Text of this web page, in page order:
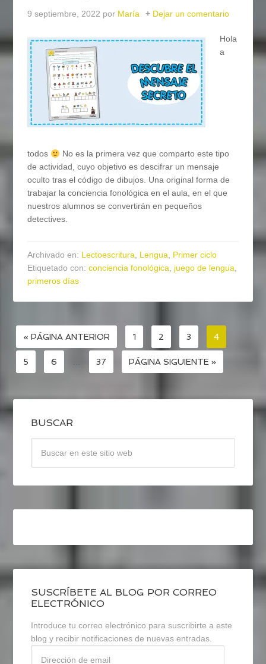
9 septiembre, 2022 por María Dejar un comentario
Hola
a
todos
No es la primera vez que comparto este tipo
de actividad, cuyo objetivo es descifrar un mensaje
oculto tras el código de dibujos. Una original forma de
trabajar la conciencia fonológica en el aula, en el que
nuestros alumnos se convertirán en pequeños
detectives.
Archivado en: Lectoescritura, Lengua, Primer ciclo
Etiquetado con:conciencia fonológica, juego de lengua,
primeros días
« PÁGINA ANTERIOR 1 2 3 4
5 6 … 37 PÁGINA SIGUIENTE »
BUSCAR
SUSCRÍBETE AL BLOG POR CORREO
ELECTRÓNICO
Introduce tu correo electrónico para suscribirte a este
blog y recibir notificaciones de nuevas entradas.